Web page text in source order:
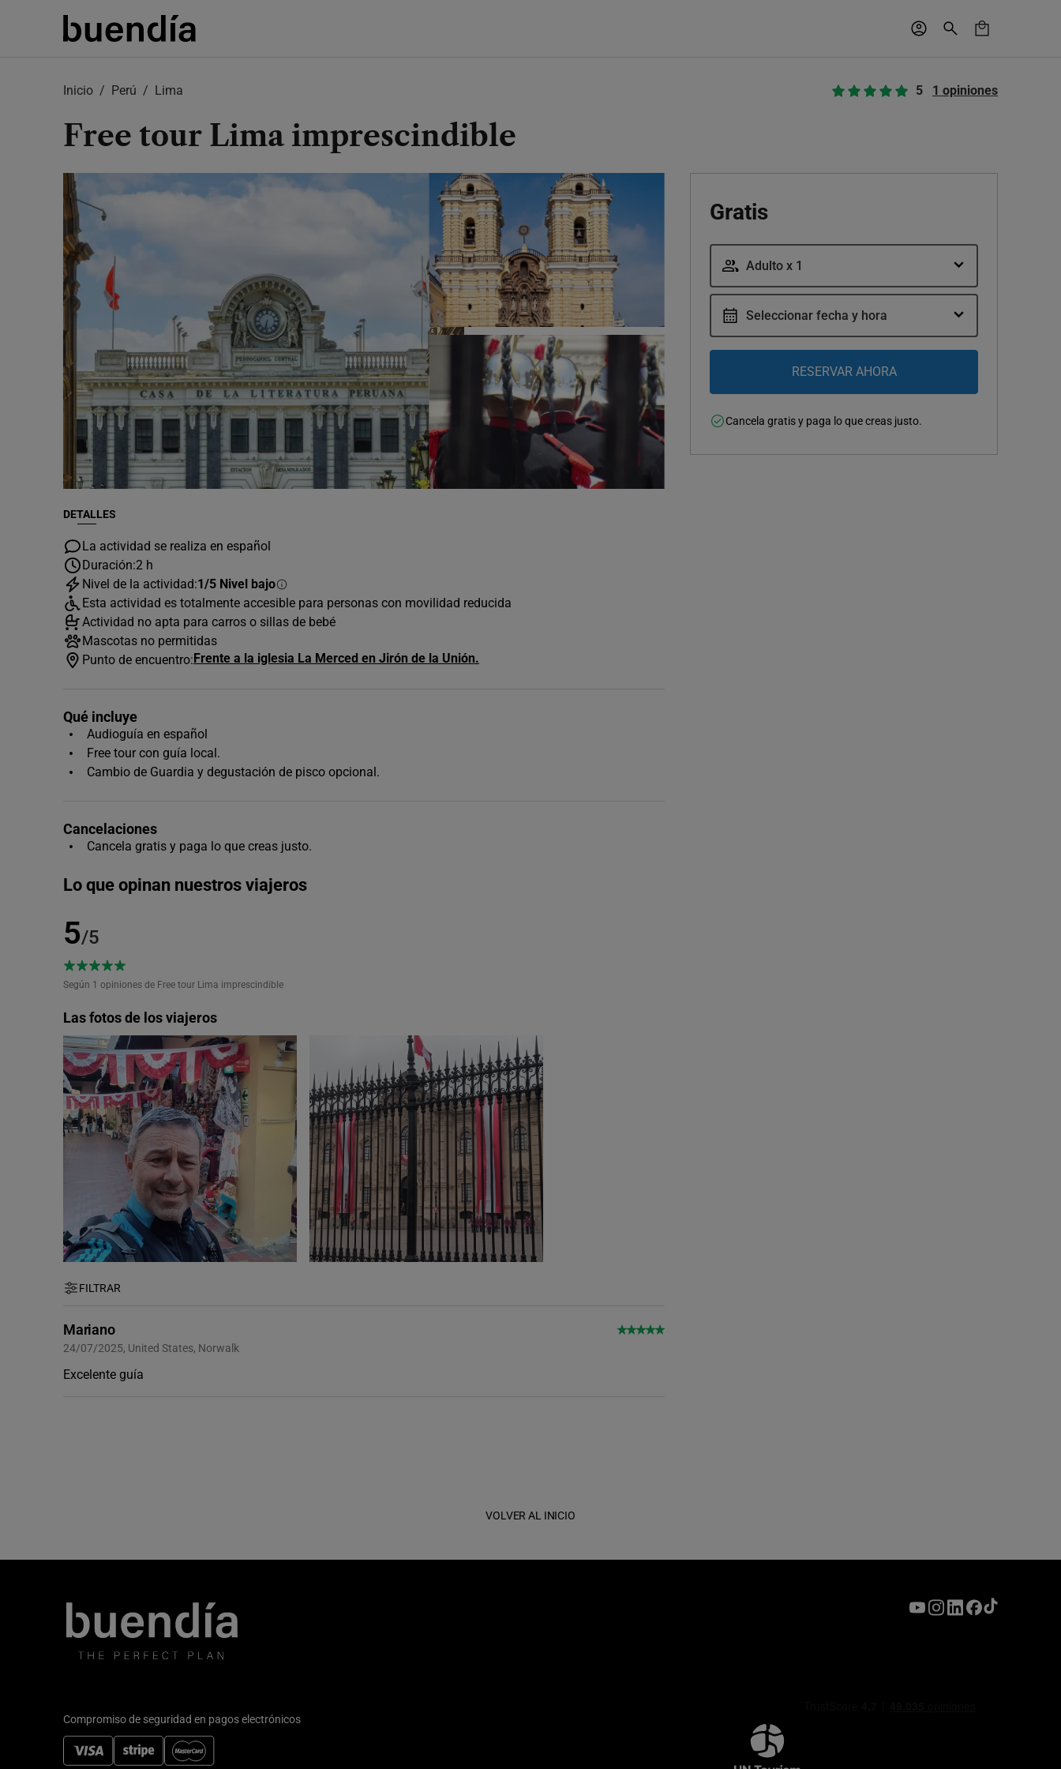
Inicio
Perú Lima
Free tour Lima imprescindible
5 1 opiniones
Gratis
Adulto x 1
Seleccionar fecha y hora
Cancela gratis y paga lo que creas justo.
DETALLES
La actividad se realiza en español
Duración:2 h
Nivel de la actividad:1/5 Nivel bajo
Esta actividad es totalmente accesible para personas con movilidad reducida
Actividad no apta para carros o sillas de bebé
Mascotas no permitidas
Punto de encuentro:Frente a la iglesia La Merced en Jirón de la Unión.
Qué incluye
Audioguía en español
Free tour con guía local.
Cambio de Guardia y degustación de pisco opcional.
Cancelaciones
Cancela gratis y paga lo que creas justo.
Lo que opinan nuestros viajeros
5/5
Según 1 opiniones de Free tour Lima imprescindible
Las fotos de los viajeros
FILTRAR
Mariano
24/07/2025, United States, Norwalk
Excelente guía
VOLVER AL INICIO
Compromiso de seguridad en pagos electrónicos